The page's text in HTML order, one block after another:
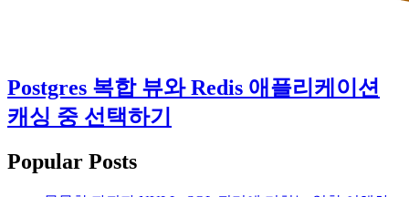
Postgres 복합 뷰와 Redis 애플리케이션
캐싱 중 선택하기
Popular Posts